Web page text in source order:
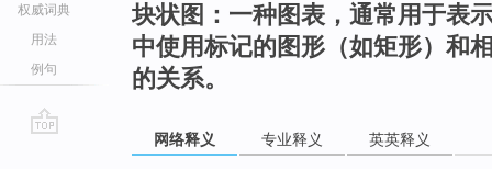
权威词典
用法
例句
块状图：一种图表，通常用于表
中使用标记的图形（如矩形）和
的关系。
网络释义 专业释义 英英释义